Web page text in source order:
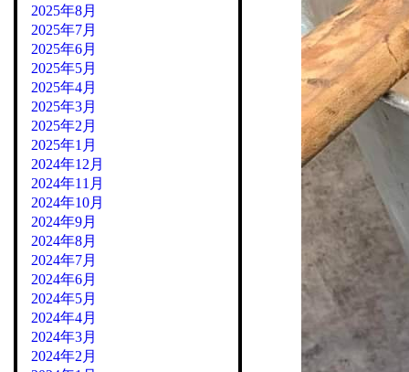
2025年8月
2025年7月
2025年6月
2025年5月
2025年4月
2025年3月
2025年2月
2025年1月
2024年12月
2024年11月
2024年10月
2024年9月
2024年8月
2024年7月
2024年6月
2024年5月
2024年4月
2024年3月
2024年2月